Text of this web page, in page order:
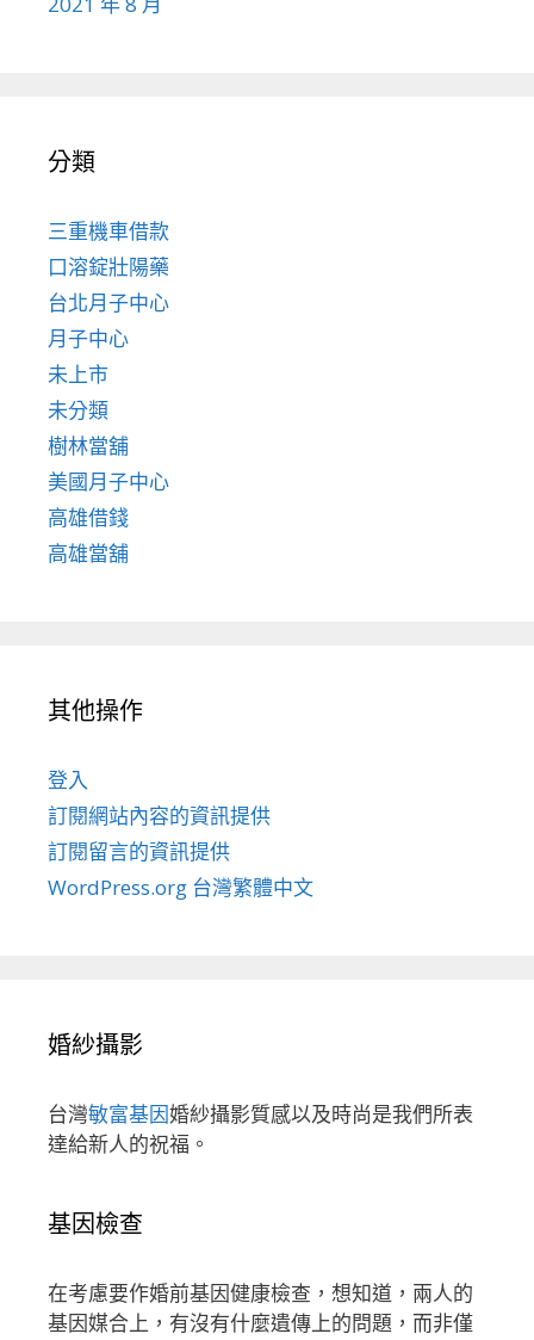
分類
三重機車借款
口溶錠壯陽藥
台北月子中心
月子中心
未上市
未分類
樹林當舖
美國月子中心
高雄借錢
高雄當舖
其他操作
登入
訂閱網站內容的資訊提供
訂閱留言的資訊提供
WordPress.org 台灣繁體中文
婚紗攝影
台灣敏富基因婚紗攝影質感以及時尚是我們所表
達給新人的祝福。
基因檢查
在考慮要作婚前基因健康檢查，想知道，兩人的
基因媒合上，有沒有什麼遺傳上的問題，而非僅